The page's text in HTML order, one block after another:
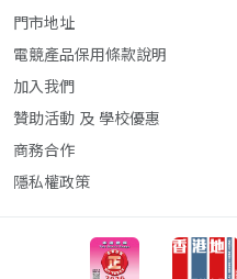
門市地址
電競產品保用條款說明
加入我們
贊助活動 及 學校優惠
商務合作
隱私權政策